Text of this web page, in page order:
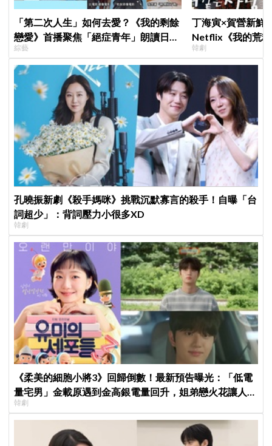
「第二次人生」如何去愛？《我的剩餘
戀愛》首播聚焦「絕症青年」朗讀日記
全場淚崩，初見面竟「撞見舊識」！
綜藝
丁海寅×賀營新鮮
Netflix《我的荒
「失憶檢察官×拳
心動的同居戀愛
韓劇
孔曉振新劇《殺手媽咪》挑戰沉默寡言的殺手！自曝「台
詞超少」：背詞壓力小很多XD
韓劇
《柔美的細胞小將3》回歸倒數！最新預告曝光：「低電
量宅男」金載原遇到金高銀電量回升，姐弟戀火花讓人期
待爆棚
韓劇